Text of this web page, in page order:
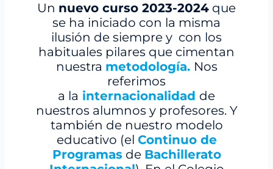
Un nuevo curso 2023-2024 que
se ha iniciado con la misma
ilusión de siempre y con los
habituales pilares que cimentan
nuestra metodología. Nos
referimos
a la internacionalidad de
nuestros alumnos y profesores. Y
también de nuestro modelo
educativo (el Continuo de
Programas de Bachillerato